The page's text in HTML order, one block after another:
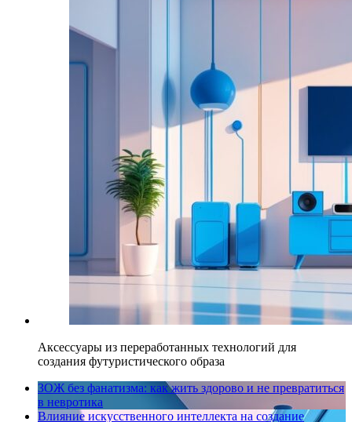
Аксессуары из переработанных технологий для
создания футуристического образа
ЗОЖ без фанатизма: как жить здорово и не превратиться
в невротика
Влияние искусственного интеллекта на создание